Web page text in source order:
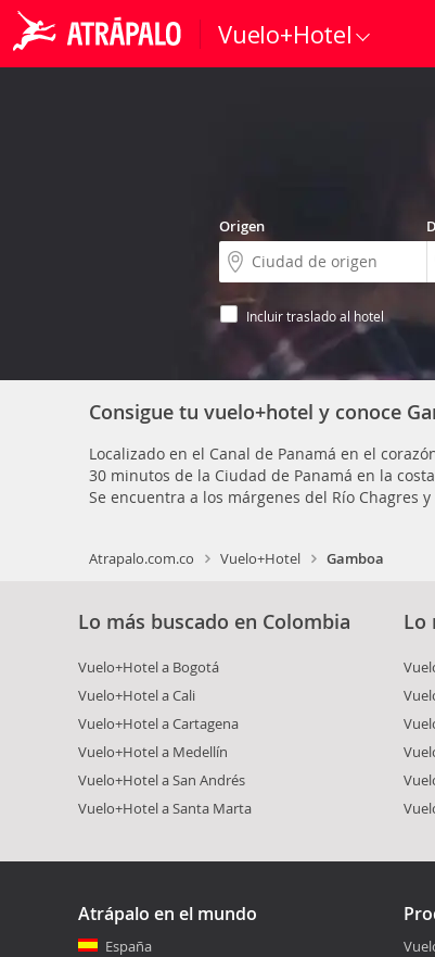
Vuelo+Hotel
Origen
Incluir traslado al hotel
Consigue tu vuelo+hotel y conoce
Localizado en el Canal de Panamá en el
30 minutos de la Ciudad de Panamá en la
Se encuentra a los márgenes del Río Chagres
Atrapalo.com.co Vuelo+Hotel Gamboa
Lo más buscado en Colombia
Vuelo+Hotel a Bogotá
Vuelo+Hotel a Cali
Vuelo+Hotel a Cartagena
Vuelo+Hotel a Medellín
Vuelo+Hotel a San Andrés
Vuelo+Hotel a Santa Marta
Lo
Atrápalo en el mundo
España